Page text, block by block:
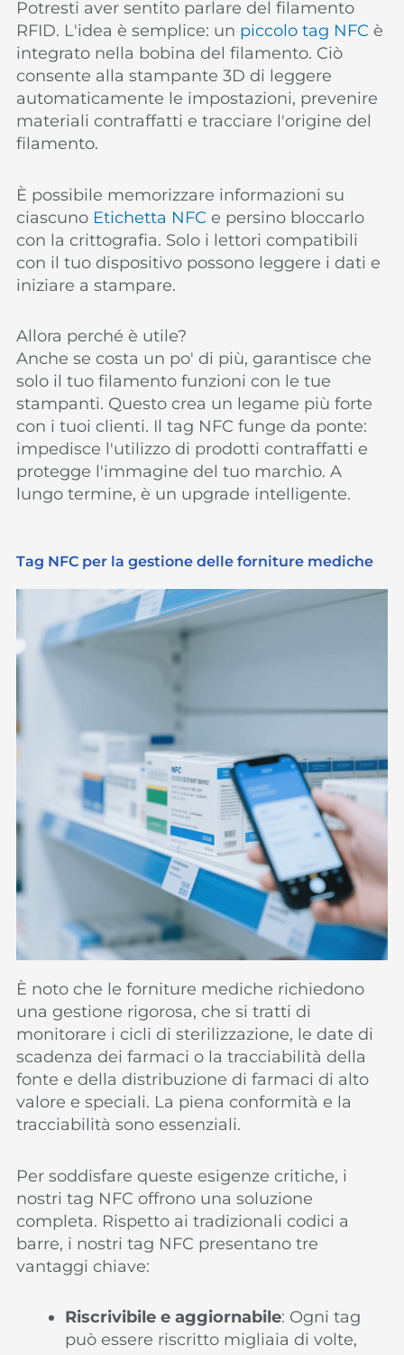
Potresti aver sentito parlare del filamento
RFID. L'idea è semplice: un piccolo tag NFC è
integrato nella bobina del filamento. Ciò
consente alla stampante 3D di leggere
automaticamente le impostazioni, prevenire
materiali contraffatti e tracciare l'origine del
filamento.
È possibile memorizzare informazioni su
ciascuno Etichetta NFC e persino bloccarlo
con la crittografia. Solo i lettori compatibili
con il tuo dispositivo possono leggere i dati e
iniziare a stampare.
Allora perché è utile?
Anche se costa un po' di più, garantisce che
solo il tuo filamento funzioni con le tue
stampanti. Questo crea un legame più forte
con i tuoi clienti. Il tag NFC funge da ponte:
impedisce l'utilizzo di prodotti contraffatti e
protegge l'immagine del tuo marchio. A
lungo termine, è un upgrade intelligente.
Tag NFC per la gestione delle forniture mediche
È noto che le forniture mediche richiedono
una gestione rigorosa, che si tratti di
monitorare i cicli di sterilizzazione, le date di
scadenza dei farmaci o la tracciabilità della
fonte e della distribuzione di farmaci di alto
valore e speciali. La piena conformità e la
tracciabilità sono essenziali.
Per soddisfare queste esigenze critiche, i
nostri tag NFC offrono una soluzione
completa. Rispetto ai tradizionali codici a
barre, i nostri tag NFC presentano tre
vantaggi chiave:
Riscrivibile e aggiornabile: Ogni tag
può essere riscritto migliaia di volte,